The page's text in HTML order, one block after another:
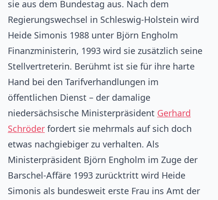
sie aus dem Bundestag aus. Nach dem
Regierungswechsel in Schleswig-Holstein wird
Heide Simonis 1988 unter Björn Engholm
Finanzministerin, 1993 wird sie zusätzlich seine
Stellvertreterin. Berühmt ist sie für ihre harte
Hand bei den Tarifverhandlungen im
öffentlichen Dienst – der damalige
niedersächsische Ministerpräsident Gerhard
Schröder fordert sie mehrmals auf sich doch
etwas nachgiebiger zu verhalten. Als
Ministerpräsident Björn Engholm im Zuge der
Barschel-Affäre 1993 zurücktritt wird Heide
Simonis als bundesweit erste Frau ins Amt der